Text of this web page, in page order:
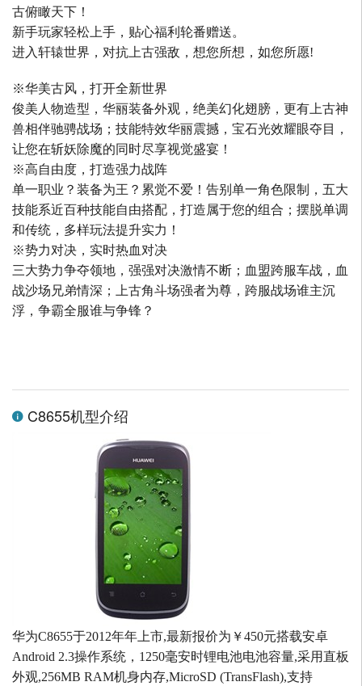
古俯瞰天下！
新手玩家轻松上手，贴心福利轮番赠送。
进入轩辕世界，对抗上古强敌，想您所想，如您所愿!
※华美古风，打开全新世界
俊美人物造型，华丽装备外观，绝美幻化翅膀，更有上古神
兽相伴驰骋战场；技能特效华丽震撼，宝石光效耀眼夺目，
让您在斩妖除魔的同时尽享视觉盛宴！
※高自由度，打造强力战阵
单一职业？装备为王？累觉不爱！告别单一角色限制，五大
技能系近百种技能自由搭配，打造属于您的组合；摆脱单调
和传统，多样玩法提升实力！
※势力对决，实时热血对决
三大势力争夺领地，强强对决激情不断；血盟跨服车战，血
战沙场兄弟情深；上古角斗场强者为尊，跨服战场谁主沉
浮，争霸全服谁与争锋？
C8655机型介绍
华为C8655于2012年年上市,最新报价为￥450元搭载安卓
Android 2.3操作系统，1250毫安时锂电池电池容量,采用直板
外观,256MB RAM机身内存,MicroSD (TransFlash),支持